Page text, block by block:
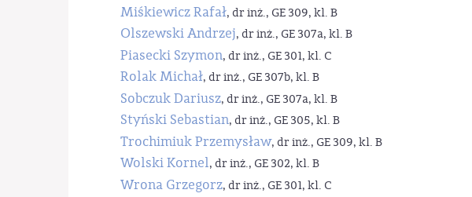
Miśkiewicz Rafał, dr inż., GE 309, kl. B
Olszewski Andrzej, dr inż., GE 307a, kl. B
Piasecki Szymon, dr inż., GE 301, kl. C
Rolak Michał, dr inż., GE 307b, kl. B
Sobczuk Dariusz, dr inż., GE 307a, kl. B
Styński Sebastian, dr inż., GE 305, kl. B
Trochimiuk Przemysław, dr inż., GE 309, kl. B
Wolski Kornel, dr inż., GE 302, kl. B
Wrona Grzegorz, dr inż., GE 301, kl. C